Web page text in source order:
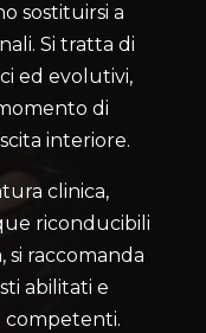
sostituirsi a
Si tratta di
ed evolutivi,
di
interiore.
clinica,
riconducibili
si raccomanda
abilitati e
competenti.